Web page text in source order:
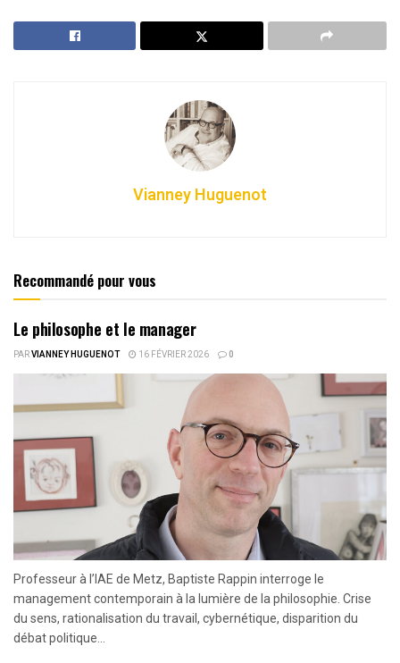
Vianney Huguenot
Recommandé pour vous
Le philosophe et le manager
PARVIANNEY HUGUENOT 16 FÉVRIER 2026 0
Professeur à l’IAE de Metz, Baptiste Rappin interroge le
management contemporain à la lumière de la philosophie. Crise
du sens, rationalisation du travail, cybernétique, disparition du
débat politique...